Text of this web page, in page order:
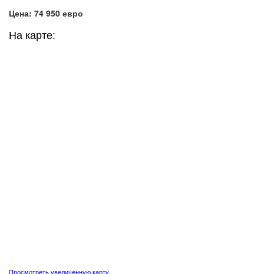
Цена: 74 950 евро
На карте:
Просмотреть увеличенную карту